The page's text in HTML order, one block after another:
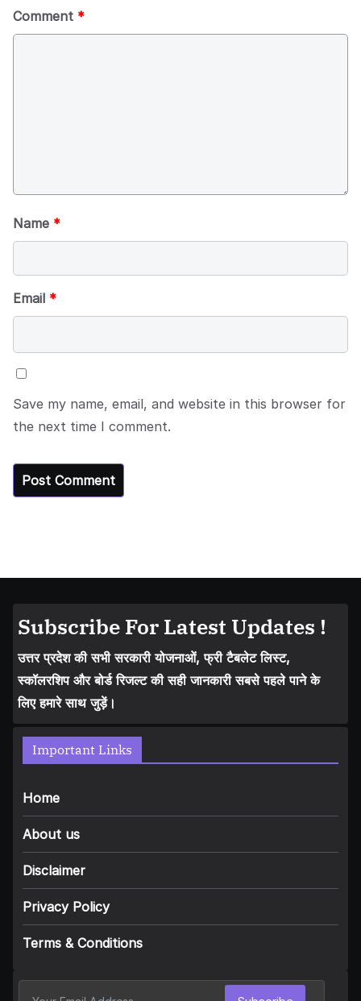
Comment *
Name *
Email *
Save my name, email, and website in this browser for
the next time I comment.
Subscribe For Latest Updates !
उत्तर प्रदेश की सभी सरकारी योजनाओं, फ्री टैबलेट लिस्ट,
स्कॉलरशिप और बोर्ड रिजल्ट की सही जानकारी सबसे पहले पाने के
लिए हमारे साथ जुड़ें।
Important Links
Home
About us
Disclaimer
Privacy Policy
Terms & Conditions